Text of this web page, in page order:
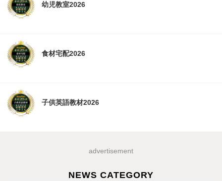
幼児教室2026
食材宅配2026
子供英語教材2026
advertisement
NEWS CATEGORY